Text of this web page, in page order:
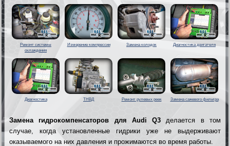
Ремонт системы
охлаждения
Измерение компрессии Замена колодок Диагностика двигателя
Диагностика ТНВД Ремонт рулевых реек Замена сажевого фильтра
Замена гидрокомпенсаторов для Audi Q3 делается в том
случае, когда установленные гидрики уже не выдерживают
оказываемого на них давления и прожимаются во время работы.